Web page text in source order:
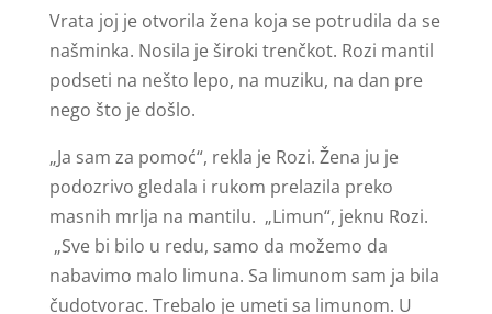
Vrata joj je otvorila žena koja se potrudila da se
našminka. Nosila je široki trenčkot. Rozi mantil
podseti na nešto lepo, na muziku, na dan pre
nego što je došlo.
„Ja sam za pomoć“, rekla je Rozi. Žena ju je
podozrivo gledala i rukom prelazila preko
masnih mrlja na mantilu. „Limun“, jeknu Rozi.
„Sve bi bilo u redu, samo da možemo da
nabavimo malo limuna. Sa limunom sam ja bila
čudotvorac. Trebalo je umeti sa limunom. U